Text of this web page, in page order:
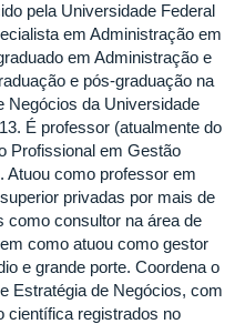
pela Universidade Federal
em Administração em
em Administração e
e pós-graduação na
Negócios da Universidade
É professor (atualmente do
Profissional em Gestão
Atuou como professor em
privadas por mais de
como consultor na área de
como atuou como gestor
e grande porte. Coordena o
Estratégia de Negócios, com
científica registrados no